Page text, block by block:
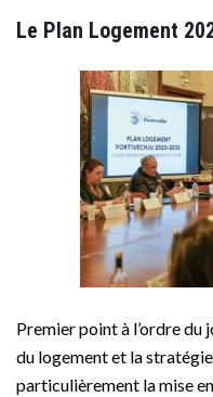
Le Plan Logement
Premier point à l’ordre du
du logement et la stratégie
particulièrement la mise